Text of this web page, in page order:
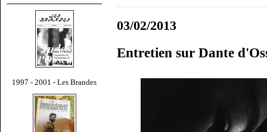
1997 - 2001 - Les Brandes
03/02/2013
Entretien sur Dante